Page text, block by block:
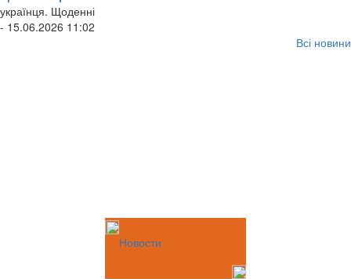
українця. Щоденні
- 15.06.2026 11:02
Всі новини
Новости